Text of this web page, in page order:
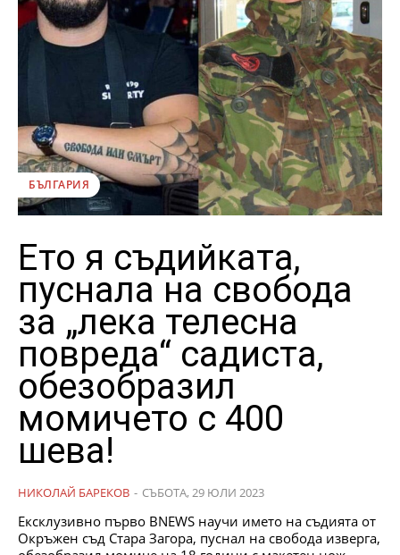
БЪЛГАРИЯ
Ето я съдийката,
пуснала на свобода
за „лека телесна
повреда“ садиста,
обезобразил
момичето с 400
шева!
НИКОЛАЙ БАРЕКОВ - СЪБОТА, 29 ЮЛИ 2023
Ексклузивно първо BNEWS научи името на съдията от
Окръжен съд Стара Загора, пуснал на свобода изверга,